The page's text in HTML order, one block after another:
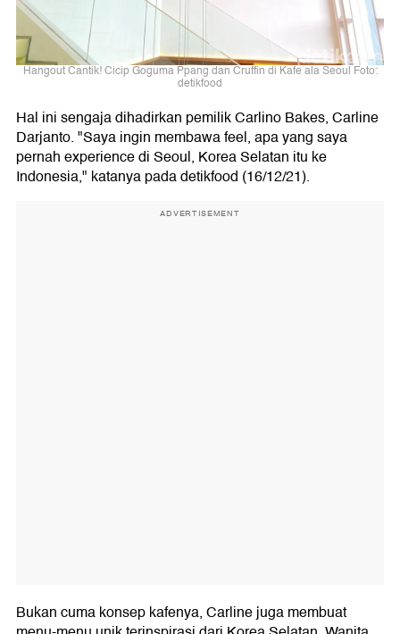
Hangout Cantik! Cicip Goguma Ppang dan Cruffin di Kafe ala Seoul Foto:
detikfood
Hal ini sengaja dihadirkan pemilik Carlino Bakes, Carline
Darjanto. "Saya ingin membawa feel, apa yang saya
pernah experience di Seoul, Korea Selatan itu ke
Indonesia," katanya pada detikfood (16/12/21).
ADVERTISEMENT
Bukan cuma konsep kafenya, Carline juga membuat